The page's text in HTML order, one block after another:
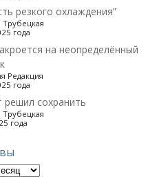
резкого охлаждения”
года
на неопределённый
Редакция
года
решил сохранить
года